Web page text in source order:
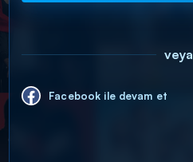
veya
Facebook ile devam et